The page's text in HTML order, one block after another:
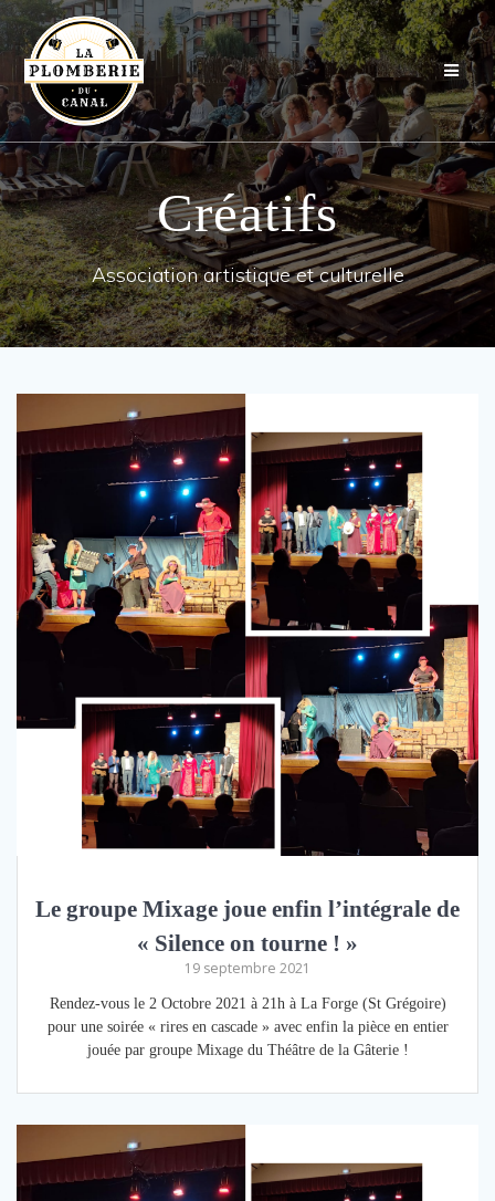
Passer
au
contenu
Créatifs
Association artistique et culturelle
Le groupe Mixage joue enfin l’intégrale de
« Silence on tourne ! »
19 septembre 2021
Rendez-vous le 2 Octobre 2021 à 21h à La Forge (St Grégoire)
pour une soirée « rires en cascade » avec enfin la pièce en entier
jouée par groupe Mixage du Théâtre de la Gâterie !